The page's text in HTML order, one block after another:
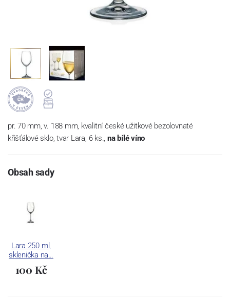
pr. 70 mm, v. 188 mm, kvalitní české užitkové bezolovnaté
křišťálové sklo, tvar Lara, 6 ks., na bílé víno
Obsah sady
Lara 250 ml,
sklenička na…
100 Kč